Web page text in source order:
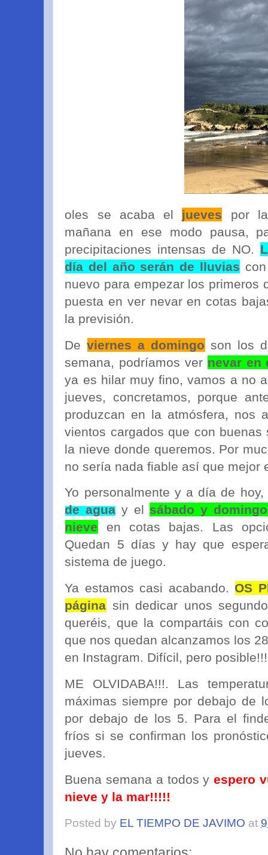
oles se acaba el jueves por
mañana en ese modo pausa,
precipitaciones intensas de NO.
día del año serán de lluvias
nuevo para empezar los primeros
puesta en ver nevar en cotas
la previsión.
Deviernes a domingo son los
semana, podríamos ver nevar en
ya es hilar muy fino, vamos a no
jueves, concretamos, porque
produzcan en la atmósfera, nos
vientos cargados que con
la nieve donde queremos. Por
no sería nada fiable así que mejor
Yo personalmente y a día de hoy,
de agua y el sábado y
nieve en cotas bajas. Las
Quedan 5 días y hay que
sistema de juego.
Ya estamos casi acabando. OS
página sin dedicar unos
queréis, que la compartáis con
que nos quedan alcanzamos los
en Instagram. Difícil, pero
ME OLVIDABA!!!. Las
máximas siempre por debajo de
por debajo de los 5. Para el
fríos si se confirman los
jueves.
Buena semana a todos yespero
nieve y la mar!!!!!
Posted by EL TIEMPO DE JAVIMO at